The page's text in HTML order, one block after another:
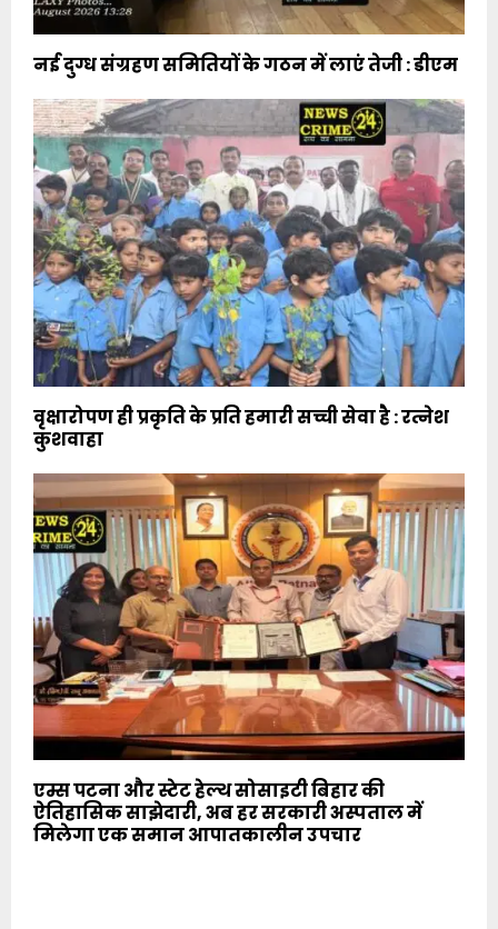
नई दुग्ध संग्रहण समितियों के गठन में लाएं तेजी : डीएम
वृक्षारोपण ही प्रकृति के प्रति हमारी सच्ची सेवा है : रत्नेश
कुशवाहा
एम्स पटना और स्टेट हेल्थ सोसाइटी बिहार की
ऐतिहासिक साझेदारी, अब हर सरकारी अस्पताल में
मिलेगा एक समान आपातकालीन उपचार